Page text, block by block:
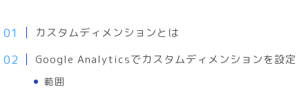
カスタムディメンションとは
Google Analyticsでカスタムディメンションを設定
範囲